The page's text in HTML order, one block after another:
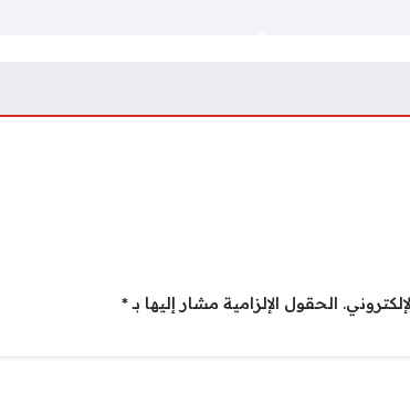
الحقول الإلزامية مشار إليها بـ*